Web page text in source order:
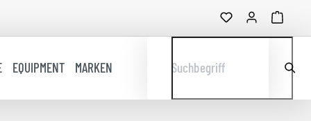
EQUIPMENT MARKEN Suchbegriff